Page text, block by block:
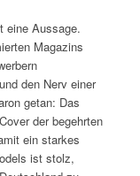
eine Aussage.
Magazins
den Nerv einer
getan: Das
der begehrten
ein starkes
ist stolz,